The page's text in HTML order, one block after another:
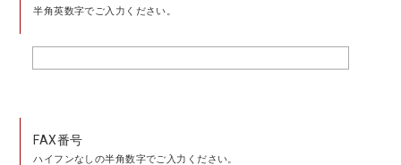
半角英数字でご入力ください。
FAX番号
ハイフンなしの半角数字でご入力ください。